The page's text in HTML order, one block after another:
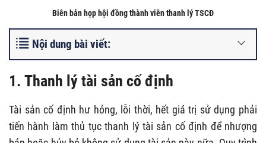
Biên bản họp hội đồng thành viên thanh lý TSCĐ
Nội dung bài viết:
1. Thanh lý tài sản cố định
Tài sản cố định hư hỏng, lỗi thời, hết giá trị sử dụng phải
tiến hành làm thủ tục thanh lý tài sản cố định để nhượng